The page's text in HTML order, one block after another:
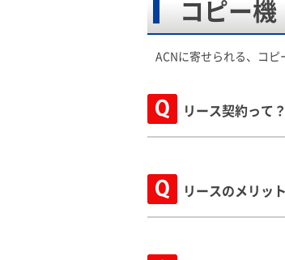
コピー
ACNに寄せられる、コピ
リース契約って？
リースのメリッ